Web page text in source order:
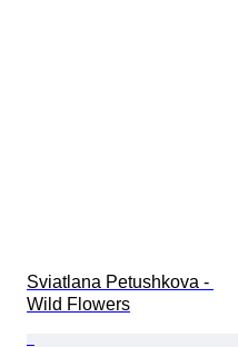
Sviatlana Petushkova -
Wild Flowers